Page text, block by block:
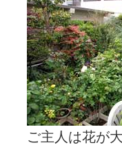
ご主人は花が